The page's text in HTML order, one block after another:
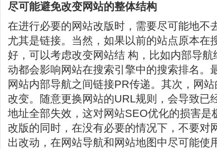
尽可能避免改变网站的整体结构
在进行必要的网站改版时，需要尽可能地不
尤其是链接。当然，如果以前的站点原本在
好，可以考虑改变网站结 构，比如内部导
动都会影响网站在搜索引擎中的搜索排名。
网站内部导航之间链接PR传递。其次，网
改变。随意更换网站的URL规则，会导致已
地址全部失效，这对网站SEO优化的损害是
改版的同时，在没有必要的情况下，不要对
出改动，在网站导航和网站地图中尽可能使